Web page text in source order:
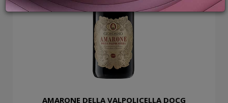
AMARONE DELLA VALPOLICELLA DOCG